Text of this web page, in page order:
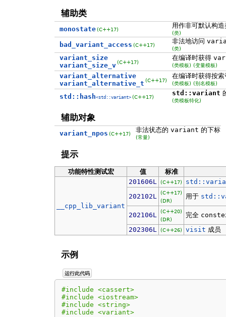
辅助类
monostate (C++17) 用作非可默认构
(类)
bad_variant_access (C++17) 非法地访问
(类)
variant_size
variant_size_v (C++17)
在编译时获得
(类模板) (变量模板)
variant_alternative
variant_alternative_t (C++17)
在编译时获得按
(类模板) (别名模板)
std::hash<std::variant> (C++17) std::variant
(类模板特化)
辅助对象
variant_npos (C++17) 非法状态的 variant 的下标
(常量)
提示
功能特性测试宏 值 标准
__cpp_lib_variant
201606L (C++17)
202102L
(C++17)
(DR)
用于
202106L
(C++20)
(DR)
完全
202306L
(C++26) visit 成员
示例
运行此代码
#include <cassert>
#include <iostream>
#include <string>
#include <variant>